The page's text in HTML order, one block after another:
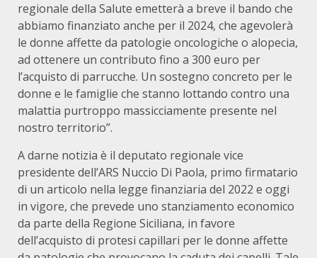
regionale della Salute emetterà a breve il bando che
abbiamo finanziato anche per il 2024, che agevolerà
le donne affette da patologie oncologiche o alopecia,
ad ottenere un contributo fino a 300 euro per
l’acquisto di parrucche. Un sostegno concreto per le
donne e le famiglie che stanno lottando contro una
malattia purtroppo massicciamente presente nel
nostro territorio”.
A darne notizia è il deputato regionale vice
presidente dell’ARS Nuccio Di Paola, primo firmatario
di un articolo nella legge finanziaria del 2022 e oggi
in vigore, che prevede uno stanziamento economico
da parte della Regione Siciliana, in favore
dell’acquisto di protesi capillari per le donne affette